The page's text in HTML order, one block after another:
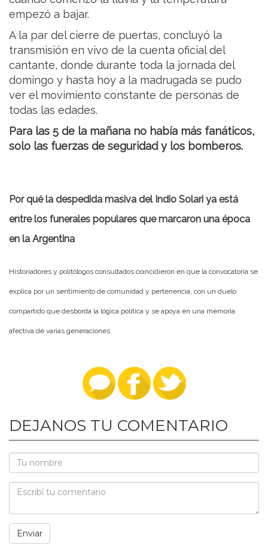
empezó a bajar.
A la par del cierre de puertas, concluyó la
transmisión en vivo de la cuenta oficial del
cantante, donde durante toda la jornada del
domingo y hasta hoy a la madrugada se pudo
ver el movimiento constante de personas de
todas las edades.
Para las 5 de la mañana no había más fanáticos,
solo las fuerzas de seguridad y los bomberos.
Por qué la despedida masiva del Indio Solari ya está
entre los funerales populares que marcaron una época
en la Argentina
Historiadores y politólogos consultados coincidieron en que la convocatoria se
explica por un sentimiento de comunidad y pertenencia, con un duelo
compartido que desborda la lógica política y se apoya en una memoria
afectiva de varias generaciones
DEJANOS TU COMENTARIO